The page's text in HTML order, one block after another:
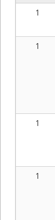
1
1
1
1